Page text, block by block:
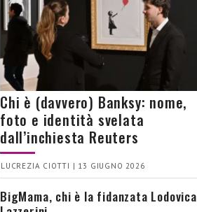
Chi è (davvero) Banksy: nome,
foto e identità svelata
dall’inchiesta Reuters
LUCREZIA CIOTTI | 13 GIUGNO 2026
BigMama, chi è la fidanzata Lodovica